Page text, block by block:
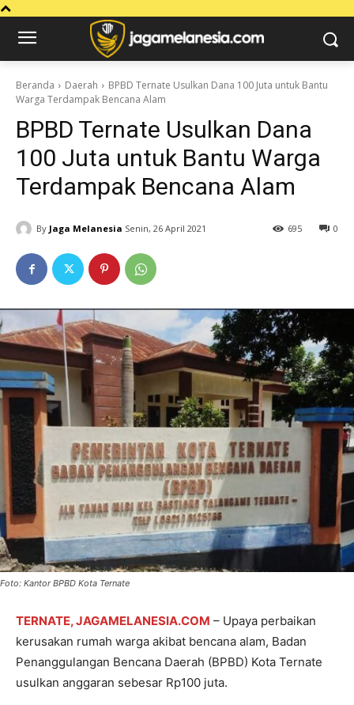
Beranda Daerah
BPBD Ternate Usulkan Dana 100 Juta untuk Bantu
Warga Terdampak Bencana Alam
BPBD Ternate Usulkan Dana
100 Juta untuk Bantu Warga
Terdampak Bencana Alam
By Jaga Melanesia Senin, 26 April 2021 0
695
Foto: Kantor BPBD Kota Ternate
TERNATE, JAGAMELANESIA.COM – Upaya perbaikan
kerusakan rumah warga akibat bencana alam, Badan
Penanggulangan Bencana Daerah (BPBD) Kota Ternate
usulkan anggaran sebesar Rp100 juta.